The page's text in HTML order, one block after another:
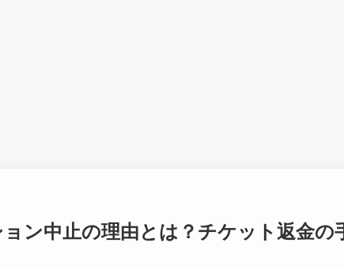
ン中止の理由とは？チケット返金の